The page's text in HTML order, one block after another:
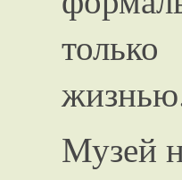
Музей